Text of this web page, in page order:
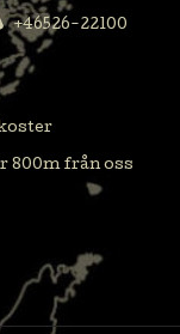
+46526-22100
800m från oss